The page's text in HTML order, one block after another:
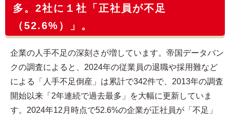
多。2社に１社「正社員が不足
（52.6%）」。
企業の人手不足の深刻さが増しています。帝国データバン
クの調査によると、2024年の従業員の退職や採用難など
による「人手不足倒産」は累計で342件で、2013年の調査
開始以来「2年連続で過去最多」を大幅に更新していま
す。2024年12月時点で52.6%の企業が正社員が「不足」